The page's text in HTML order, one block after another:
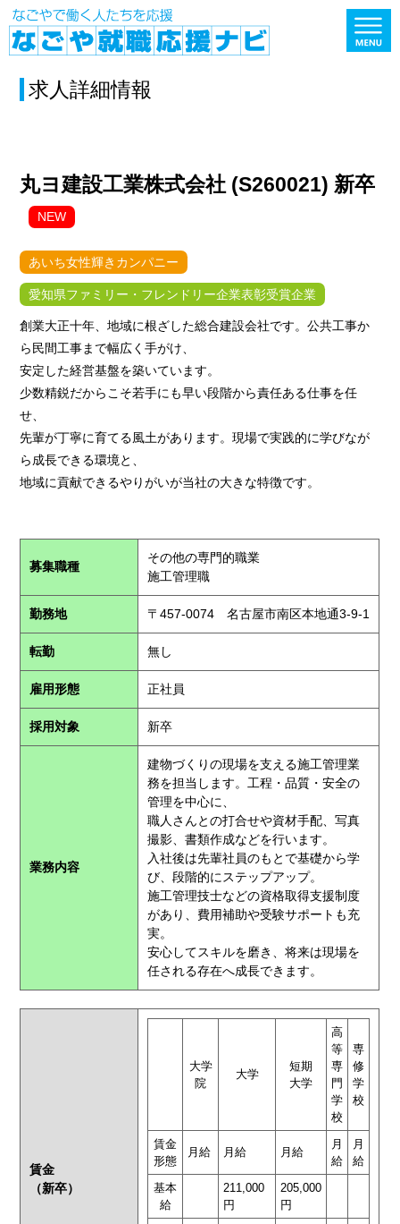
求人詳細情報
丸ヨ建設工業株式会社 (S260021) 新卒
NEW
あいち女性輝きカンパニー
愛知県ファミリー・フレンドリー企業表彰受賞企業
創業大正十年、地域に根ざした総合建設会社です。公共工事か
ら民間工事まで幅広く手がけ、
安定した経営基盤を築いています。
少数精鋭だからこそ若手にも早い段階から責任ある仕事を任
せ、
先輩が丁寧に育てる風土があります。現場で実践的に学びなが
ら成長できる環境と、
地域に貢献できるやりがいが当社の大きな特徴です。
募集職種
その他の専門的職業
施工管理職
勤務地 〒457-0074 名古屋市南区本地通3-9-1
転勤 無し
雇用形態 正社員
採用対象 新卒
業務内容
建物づくりの現場を支える施工管理業
務を担当します。工程・品質・安全の
管理を中心に、
職人さんとの打合せや資材手配、写真
撮影、書類作成などを行います。
入社後は先輩社員のもとで基礎から学
び、段階的にステップアップ。
施工管理技士などの資格取得支援制度
があり、費用補助や受験サポートも充
実。
安心してスキルを磨き、将来は現場を
任される存在へ成長できます。
賃金
（新卒）
大学
院
大学
短期
大学
高
等
専
門
学
校
専
修
学
校
賃金
形態
月給 月給 月給
月
給
月
給
基本
給
211,000
円
205,000
円